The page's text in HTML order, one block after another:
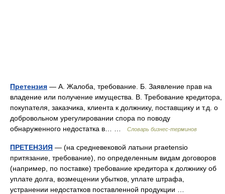
Претензия — А. Жалоба, требование. Б. Заявление прав на
владение или получение имущества. В. Требование кредитора,
покупателя, заказчика, клиента к должнику, поставщику и т.д. о
добровольном урегулировании спора по поводу
обнаруженного недостатка в… …
Словарь бизнес-терминов
ПРЕТЕНЗИЯ — (на средневековой латыни praetensio
притязание, требование), по определенным видам договоров
(например, по поставке) требование кредитора к должнику об
уплате долга, возмещении убытков, уплате штрафа,
устранении недостатков поставленной продукции …